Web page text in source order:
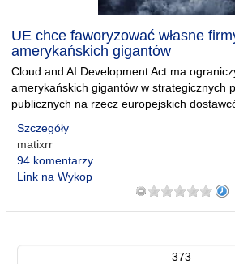
UE chce faworyzować własne
amerykańskich gigantów
Cloud and AI Development Act ma
amerykańskich gigantów w strategicznych
publicznych na rzecz europejskich
Szczegóły
matixrr
94 komentarzy
Link na Wykop
373